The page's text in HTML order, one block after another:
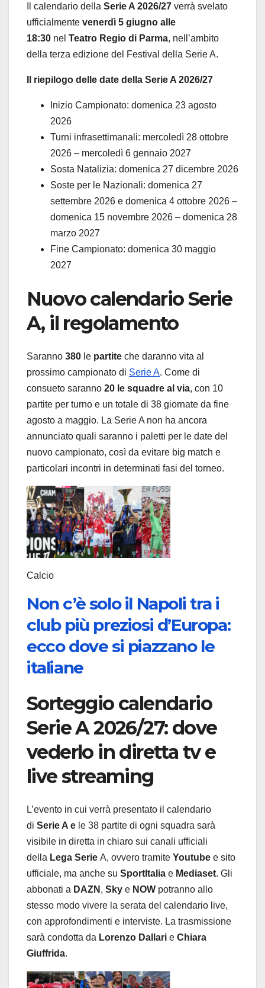
Il calendario della Serie A 2026/27 verrà svelato
ufficialmente venerdì 5 giugno alle
18:30 nel Teatro Regio di Parma, nell’ambito
della terza edizione del Festival della Serie A.
Il riepilogo delle date della Serie A 2026/27
Inizio Campionato: domenica 23 agosto
2026
Turni infrasettimanali: mercoledì 28 ottobre
2026 – mercoledì 6 gennaio 2027
Sosta Natalizia: domenica 27 dicembre 2026
Soste per le Nazionali: domenica 27
settembre 2026 e domenica 4 ottobre 2026 –
domenica 15 novembre 2026 – domenica 28
marzo 2027
Fine Campionato: domenica 30 maggio
2027
Nuovo calendario Serie
A, il regolamento
Saranno 380 le partite che daranno vita al
prossimo campionato di Serie A. Come di
consueto saranno 20 le squadre al via, con 10
partite per turno e un totale di 38 giornate da fine
agosto a maggio. La Serie A non ha ancora
annunciato quali saranno i paletti per le date del
nuovo campionato, così da evitare big match e
particolari incontri in determinati fasi del torneo.
Calcio
Non c’è solo il Napoli tra i
club più preziosi d’Europa:
ecco dove si piazzano le
italiane
Sorteggio calendario
Serie A 2026/27: dove
vederlo in diretta tv e
live streaming
L’evento in cui verrà presentato il calendario
di Serie A e le 38 partite di ogni squadra sarà
visibile in diretta in chiaro sui canali ufficiali
della Lega Serie A, ovvero tramite Youtube e sito
ufficiale, ma anche su SportItalia e Mediaset. Gli
abbonati a DAZN , Sky e NOW potranno allo
stesso modo vivere la serata del calendario live,
con approfondimenti e interviste. La trasmissione
sarà condotta da Lorenzo Dallari e Chiara
Giuffrida.